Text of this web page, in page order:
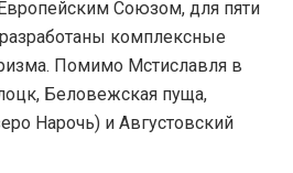
Союзом, для пяти
комплексные
Помимо Мстиславля в
Беловежская пуща,
Нарочь) и Августовский